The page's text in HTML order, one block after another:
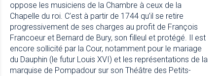
oppose les musiciens de la Chambre à ceux de la
Chapelle du roi. C’est à partir de 1744 qu’il se retire
progressivement de ses charges au profit de François
Francoeur et Bernard de Bury, son filleul et protégé. Il est
encore sollicité par la Cour, notamment pour le mariage
du Dauphin (le futur Louis XVI) et les représentations de la
marquise de Pompadour sur son Théâtre des Petits-